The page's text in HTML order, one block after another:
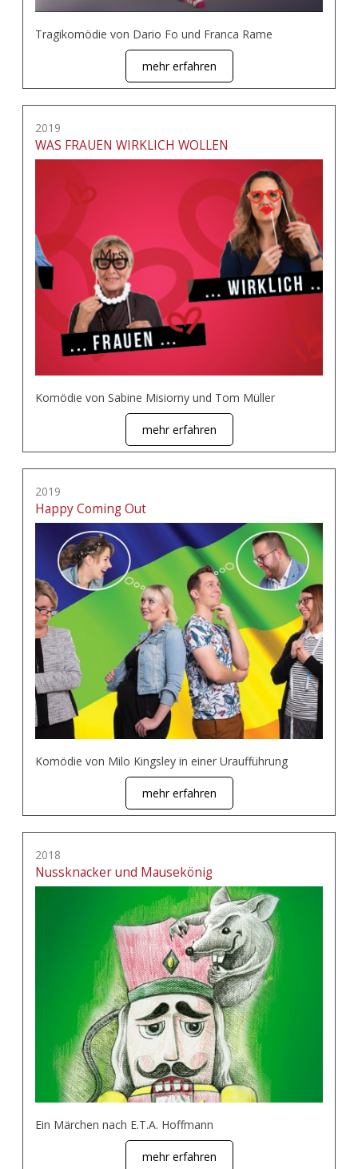
Tragikomödie von Dario Fo und Franca Rame
mehr erfahren
2019
WAS FRAUEN WIRKLICH WOLLEN
Komödie von Sabine Misiorny und Tom Müller
mehr erfahren
2019
Happy Coming Out
Komödie von Milo Kingsley in einer Uraufführung
mehr erfahren
2018
Nussknacker und Mausekönig
Ein Märchen nach E.T.A. Hoffmann
mehr erfahren